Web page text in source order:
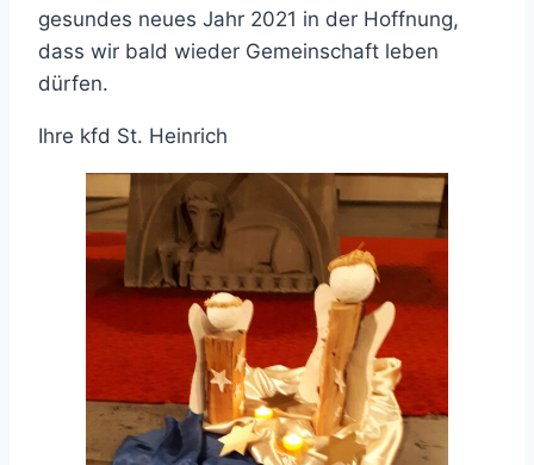
gesundes neues Jahr 2021 in der Hoffnung,
dass wir bald wieder Gemeinschaft leben
dürfen.
Ihre kfd St. Heinrich